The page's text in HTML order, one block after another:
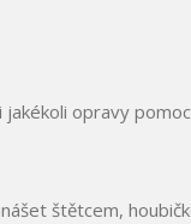
opravy
štětcem,